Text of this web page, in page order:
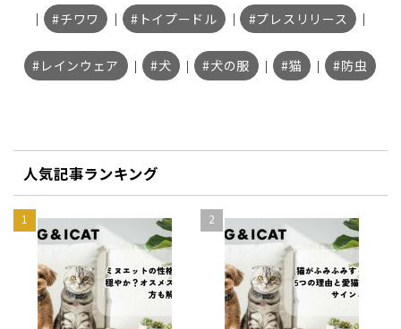
｜ チワワ ｜ トイプードル ｜ プレスリリース ｜
レインウェア ｜ 犬 ｜ 犬の服 ｜ 猫 ｜ 防虫
人気記事ランキング